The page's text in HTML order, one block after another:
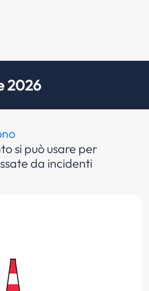
2026
si può usare per
da incidenti